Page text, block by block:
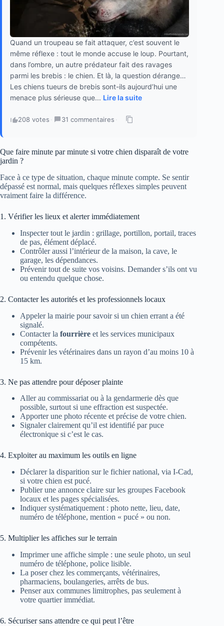
Quand un troupeau se fait attaquer, c’est souvent le
même réflexe : tout le monde accuse le loup. Pourtant,
dans l’ombre, un autre prédateur fait des ravages
parmi les brebis : le chien. Et là, la question dérange…
Les chiens tueurs de brebis sont-ils aujourd’hui une
menace plus sérieuse que... Lire la suite
208 votes · 31 commentaires ·
Que faire minute par minute si votre chien disparaît de votre
jardin ?
Face à ce type de situation, chaque minute compte. Se sentir
dépassé est normal, mais quelques réflexes simples peuvent
vraiment faire la différence.
1. Vérifier les lieux et alerter immédiatement
Inspecter tout le jardin : grillage, portillon, portail, traces
de pas, élément déplacé.
Contrôler aussi l’intérieur de la maison, la cave, le
garage, les dépendances.
Prévenir tout de suite vos voisins. Demander s’ils ont vu
ou entendu quelque chose.
2. Contacter les autorités et les professionnels locaux
Appeler la mairie pour savoir si un chien errant a été
signalé.
Contacter la fourrière et les services municipaux
compétents.
Prévenir les vétérinaires dans un rayon d’au moins 10 à
15 km.
3. Ne pas attendre pour déposer plainte
Aller au commissariat ou à la gendarmerie dès que
possible, surtout si une effraction est suspectée.
Apporter une photo récente et précise de votre chien.
Signaler clairement qu’il est identifié par puce
électronique si c’est le cas.
4. Exploiter au maximum les outils en ligne
Déclarer la disparition sur le fichier national, via I-Cad,
si votre chien est pucé.
Publier une annonce claire sur les groupes Facebook
locaux et les pages spécialisées.
Indiquer systématiquement : photo nette, lieu, date,
numéro de téléphone, mention « pucé » ou non.
5. Multiplier les affiches sur le terrain
Imprimer une affiche simple : une seule photo, un seul
numéro de téléphone, police lisible.
La poser chez les commerçants, vétérinaires,
pharmaciens, boulangeries, arrêts de bus.
Penser aux communes limitrophes, pas seulement à
votre quartier immédiat.
6. Sécuriser sans attendre ce qui peut l’être